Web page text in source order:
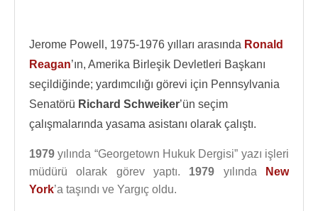
Jerome Powell, 1975-1976 yılları arasında Ronald
Reagan’ın, Amerika Birleşik Devletleri Başkanı
seçildiğinde; yardımcılığı görevi için Pennsylvania
Senatörü Richard Schweiker’ün seçim
çalışmalarında yasama asistanı olarak çalıştı.
1979 yılında “Georgetown Hukuk Dergisi” yazı işleri
müdürü olarak görev yaptı. 1979 yılında
New
York’a taşındı ve Yargıç oldu.